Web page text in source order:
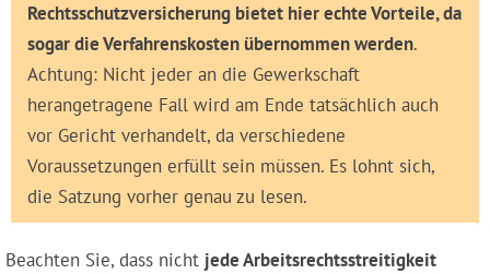
Rechtsschutzversicherung bietet hier echte Vorteile, da
sogar die Verfahrenskosten übernommen werden.
Achtung: Nicht jeder an die Gewerkschaft
herangetragene Fall wird am Ende tatsächlich auch
vor Gericht verhandelt, da verschiedene
Voraussetzungen erfüllt sein müssen. Es lohnt sich,
die Satzung vorher genau zu lesen.
Beachten Sie, dass nicht jede Arbeitsrechtsstreitigkeit